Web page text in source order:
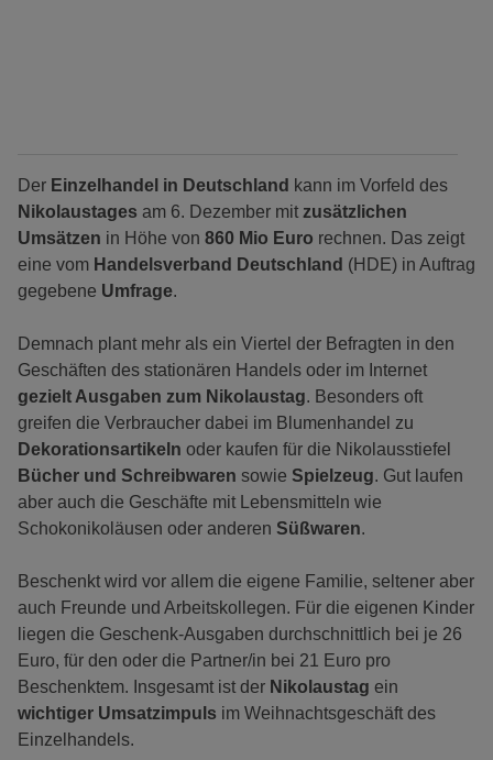
Der Einzelhandel in Deutschland kann im Vorfeld des
Nikolaustages am 6. Dezember mit zusätzlichen
Umsätzen in Höhe von 860 Mio Euro rechnen. Das zeigt
eine vom Handelsverband Deutschland (HDE) in Auftrag
gegebene Umfrage.
Demnach plant mehr als ein Viertel der Befragten in den
Geschäften des stationären Handels oder im Internet
gezielt Ausgaben zum Nikolaustag. Besonders oft
greifen die Verbraucher dabei im Blumenhandel zu
Dekorationsartikeln oder kaufen für die Nikolausstiefel
Bücher und Schreibwaren sowie Spielzeug. Gut laufen
aber auch die Geschäfte mit Lebensmitteln wie
Schokonikoläusen oder anderen Süßwaren.
Beschenkt wird vor allem die eigene Familie, seltener aber
auch Freunde und Arbeitskollegen. Für die eigenen Kinder
liegen die Geschenk-Ausgaben durchschnittlich bei je 26
Euro, für den oder die Partner/in bei 21 Euro pro
Beschenktem. Insgesamt ist der Nikolaustag ein
wichtiger Umsatzimpuls im Weihnachtsgeschäft des
Einzelhandels.